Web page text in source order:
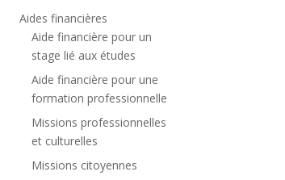
Aides financières
Aide financière pour un
stage lié aux études
Aide financière pour une
formation professionnelle
Missions professionnelles
et culturelles
Missions citoyennes